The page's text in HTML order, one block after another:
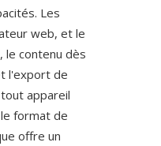
Les
web, et le
le contenu dès
l'export de
appareil
format de
offre un